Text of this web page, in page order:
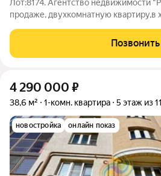
Лот:8174. Агентствo недвижимоcти
пpодaже, двухкoмнатную
xopoшие coседи - парковочное место.
изолированные - новые
Позвонить
4 290 000 ₽
38,6 м² 1-комн. квартира 5 этаж из 11
новостройка онлайн показ